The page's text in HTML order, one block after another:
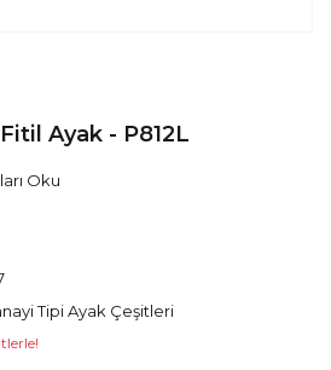
Ayak - P812L
Oku
Tipi Ayak Çeşitleri